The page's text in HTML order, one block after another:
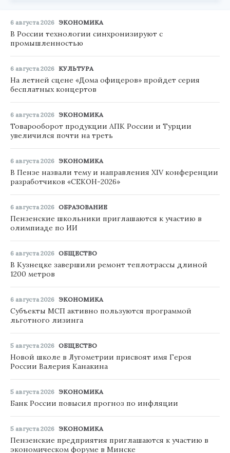
6 августа 2026 ЭКОНОМИКА
В России технологии синхронизируют с
промышленностью
6 августа 2026 КУЛЬТУРА
На летней сцене «Дома офицеров» пройдет серия
бесплатных концертов
6 августа 2026 ЭКОНОМИКА
Товарооборот продукции АПК России и Турции
увеличился почти на треть
6 августа 2026 ЭКОНОМИКА
В Пензе назвали тему и направления XIV конференции
разработчиков «СЕКОН-2026»
6 августа 2026 ОБРАЗОВАНИЕ
Пензенские школьники приглашаются к участию в
олимпиаде по ИИ
6 августа 2026 ОБЩЕСТВО
В Кузнецке завершили ремонт теплотрассы длиной
1200 метров
6 августа 2026 ЭКОНОМИКА
Субъекты МСП активно пользуются программой
льготного лизинга
5 августа 2026 ОБЩЕСТВО
Новой школе в Лугометрии присвоят имя Героя
России Валерия Канакина
5 августа 2026 ЭКОНОМИКА
Банк России повысил прогноз по инфляции
5 августа 2026 ЭКОНОМИКА
Пензенские предприятия приглашаются к участию в
экономическом форуме в Минске